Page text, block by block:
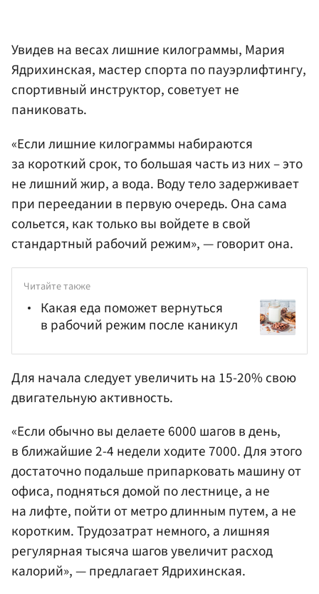
Увидев на весах лишние килограммы, Мария
Ядрихинская, мастер спорта по пауэрлифтингу,
спортивный инструктор, советует не
паниковать.
«Если лишние килограммы набираются
за короткий срок, то большая часть из них – это
не лишний жир, а вода. Воду тело задерживает
при переедании в первую очередь. Она сама
сольется, как только вы войдете в свой
стандартный рабочий режим», — говорит она.
Читайте также
Какая еда поможет вернуться
в рабочий режим после каникул
Для начала следует увеличить на 15-20% свою
двигательную активность.
«Если обычно вы делаете 6000 шагов в день,
в ближайшие 2-4 недели ходите 7000. Для этого
достаточно подальше припарковать машину от
офиса, подняться домой по лестнице, а не
на лифте, пойти от метро длинным путем, а не
коротким. Трудозатрат немного, а лишняя
регулярная тысяча шагов увеличит расход
калорий», — предлагает Ядрихинская.